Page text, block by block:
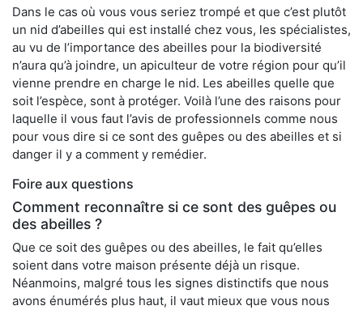
Dans le cas où vous vous seriez trompé et que c’est plutôt
un nid d’abeilles qui est installé chez vous, les spécialistes,
au vu de l’importance des abeilles pour la biodiversité
n’aura qu’à joindre, un apiculteur de votre région pour qu’il
vienne prendre en charge le nid. Les abeilles quelle que
soit l’espèce, sont à protéger. Voilà l’une des raisons pour
laquelle il vous faut l’avis de professionnels comme nous
pour vous dire si ce sont des guêpes ou des abeilles et si
danger il y a comment y remédier.
Foire aux questions
Comment reconnaître si ce sont des guêpes ou
des abeilles ?
Que ce soit des guêpes ou des abeilles, le fait qu’elles
soient dans votre maison présente déjà un risque.
Néanmoins, malgré tous les signes distinctifs que nous
avons énumérés plus haut, il vaut mieux que vous nous